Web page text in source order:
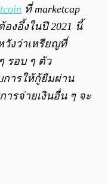
ที่ marketcap
งอึ้งในปี 2021 นี้
งว่าเหรียญที่
รอบ ๆ ตัว
การให้กู้ยืมผ่าน
ารจ่ายเงินอื่น ๆ จะ